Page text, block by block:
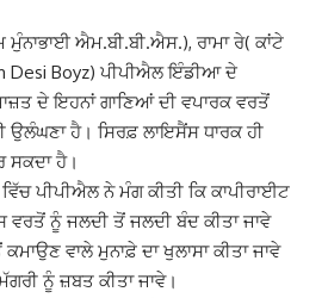
ਐਮ.ਬੀ.ਬੀ.ਐਸ.), ਰਾਮਾ ਰੇ( ਕਾਂਟੇ
Desi Boyz) ਪੀਪੀਐਲ ਇੰਡੀਆ ਦੇ
ਦੇ ਇਹਨਾਂ ਗਾਣਿਆਂ ਦੀ ਵਪਾਰਕ ਵਰਤੋਂ
ਉਲੰਘਣਾ ਹੈ। ਸਿਰਫ਼ ਲਾਇਸੈਂਸ ਧਾਰਕ ਹੀ
ਸਕਦਾ ਹੈ।
ਪੀਪੀਐਲ ਨੇ ਮੰਗ ਕੀਤੀ ਕਿ ਕਾਪੀਰਾਈਟ
ਵਰਤੋਂ ਨੂੰ ਜਲਦੀ ਤੋਂ ਜਲਦੀ ਬੰਦ ਕੀਤਾ ਜਾਵੇ
ਵਾਲੇ ਮੁਨਾਫ਼ੇ ਦਾ ਖੁਲਾਸਾ ਕੀਤਾ ਜਾਵੇ
ਨੂੰ ਜ਼ਬਤ ਕੀਤਾ ਜਾਵੇ।